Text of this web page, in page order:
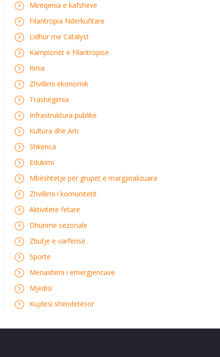
Mirëqenia e kafshëve
Filantropia Ndërkufitare
Lidhur me Catalyst
Kampionët e Filantropisë
Rinia
Zhvillimi ekonomik
Trashëgimia
Infrastruktura publike
Kultura dhe Arti
Shkenca
Edukimi
Mbështetje për grupet e margjinalizuara
Zhvillimi i komunitetit
Aktivitete fetare
Dhurime sezonale
Zbutje e varfërisë
Sporte
Menaxhimi i emergjencave
Mjedisi
Kujdesi shëndetësor